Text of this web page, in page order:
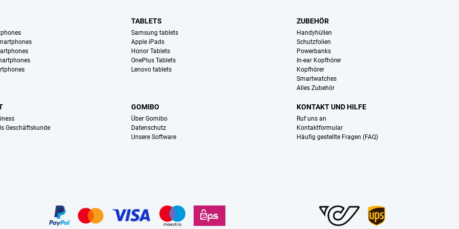
TABLETS
Samsung tablets
Apple iPads
Honor Tablets
OnePlus Tablets
Lenovo tablets
ZUBEHÖR
Handyhüllen
Schutzfolien
Powerbanks
In-ear Kopfhörer
Kopfhörer
Smartwatches
Alles Zubehör
Geschäftskunde
GOMIBO
Über Gomibo
Datenschutz
Unsere Software
KONTAKT UND HILFE
Ruf uns an
Kontaktformular
Häufig gestellte Fragen (FAQ)